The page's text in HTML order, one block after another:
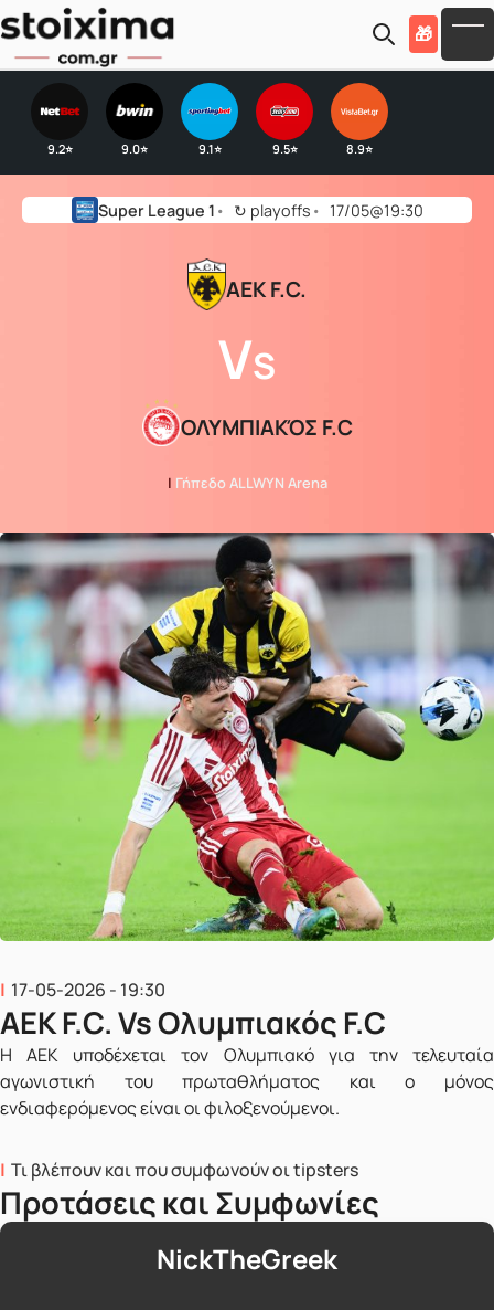
Skip to main content
🎁
9.2⭐ 9.0⭐ 9.1⭐ 9.5⭐ 8.9⭐
Super League 1 ↻ playoffs 17/05@19:30
ΑΕΚ F.C.
VS
ΟΛΥΜΠΙΑΚΌΣ F.C
| Γήπεδο ALLWYN Arena
17-05-2026 - 19:30
ΑΕΚ F.C. Vs Ολυμπιακός F.C
Η ΑΕΚ υποδέχεται τον Ολυμπιακό για την τελευταία
αγωνιστική του πρωταθλήματος και ο μόνος
ενδιαφερόμενος είναι οι φιλοξενούμενοι.
Τι βλέπουν και που συμφωνούν οι tipsters
Προτάσεις και Συμφωνίες
NickTheGreek